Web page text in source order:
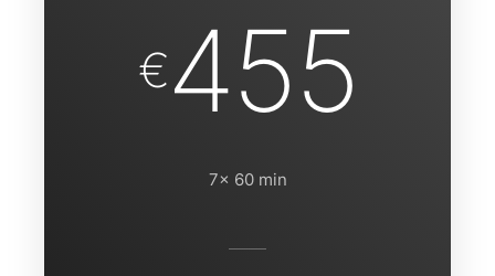
€455
7x 60 min